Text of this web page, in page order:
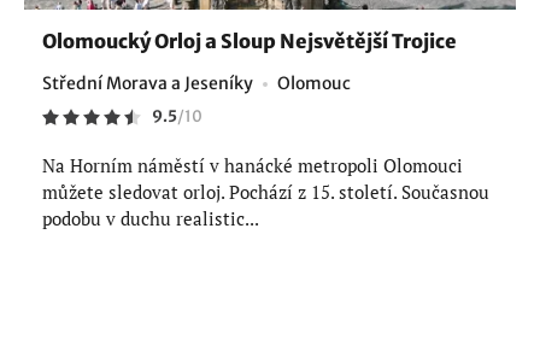
Olomoucký Orloj a Sloup Nejsvětější Trojice
Střední Morava a Jeseníky Olomouc
9.5/10
Na Horním náměstí v hanácké metropoli Olomouci
můžete sledovat orloj. Pochází z 15. století. Současnou
podobu v duchu realistic...